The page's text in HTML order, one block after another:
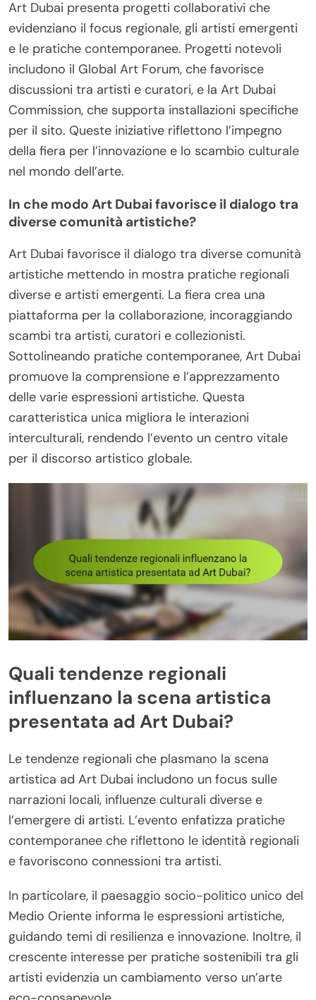
Art Dubai presenta progetti collaborativi che
evidenziano il focus regionale, gli artisti emergenti
e le pratiche contemporanee. Progetti notevoli
includono il Global Art Forum, che favorisce
discussioni tra artisti e curatori, e la Art Dubai
Commission, che supporta installazioni specifiche
per il sito. Queste iniziative riflettono l’impegno
della fiera per l’innovazione e lo scambio culturale
nel mondo dell’arte.
In che modo Art Dubai favorisce il dialogo tra
diverse comunità artistiche?
Art Dubai favorisce il dialogo tra diverse comunità
artistiche mettendo in mostra pratiche regionali
diverse e artisti emergenti. La fiera crea una
piattaforma per la collaborazione, incoraggiando
scambi tra artisti, curatori e collezionisti.
Sottolineando pratiche contemporanee, Art Dubai
promuove la comprensione e l’apprezzamento
delle varie espressioni artistiche. Questa
caratteristica unica migliora le interazioni
interculturali, rendendo l’evento un centro vitale
per il discorso artistico globale.
Quali tendenze regionali
influenzano la scena artistica
presentata ad Art Dubai?
Le tendenze regionali che plasmano la scena
artistica ad Art Dubai includono un focus sulle
narrazioni locali, influenze culturali diverse e
l’emergere di artisti. L’evento enfatizza pratiche
contemporanee che riflettono le identità regionali
e favoriscono connessioni tra artisti.
In particolare, il paesaggio socio-politico unico del
Medio Oriente informa le espressioni artistiche,
guidando temi di resilienza e innovazione. Inoltre, il
crescente interesse per pratiche sostenibili tra gli
artisti evidenzia un cambiamento verso un’arte